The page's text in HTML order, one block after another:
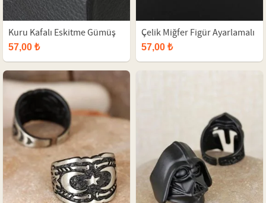
Kuru Kafalı Eskitme Gümüş
Renkli Tasarım Ayarlamalı
57,00 ₺
Çelik Miğfer Figür Ayarlamalı
Erkek Yüzük
57,00 ₺